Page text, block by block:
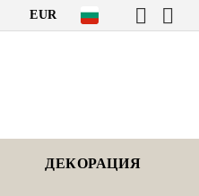
EUR
ДЕКОРАЦИЯ